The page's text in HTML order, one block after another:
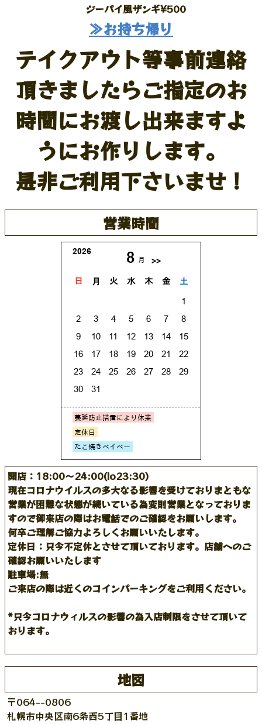
ジーパイ風ザンギ¥500
≫お持ち帰り
テイクアウト等事前連絡
頂きましたらご指定のお
時間にお渡し出来ますよ
うにお作りします。
是非ご利用下さいませ！
営業時間
開店：18:00～24:00(lo23:30)
現在コロナウイルスの多大なる影響を受けておりまともな
営業が困難な状態が続いている為変則営業となっておりま
すので御来店の際はお電話でのご確認をお願いします。
何卒ご理解ご協力よろしくお願いいたします。
定休日：只今不定休とさせて頂いております。店舗へのご
確認お願いいたします
駐車場:無
ご来店の際は近くのコインパーキングをご利用ください。
*只今コロナウィルスの影響の為入店制限をさせて頂いて
おります。
地図
〒064--0806
札幌市中央区南6条西5丁目1番地